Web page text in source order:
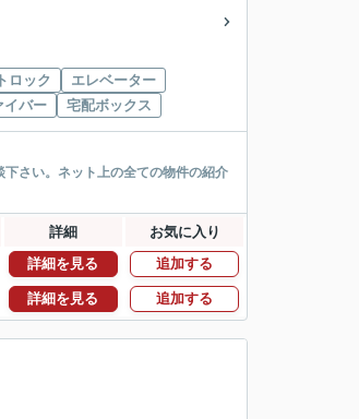
ロック
エレベーター
イバー 宅配ボックス
さい。ネット上の全ての物件の紹介
詳細
お気に入り
詳細を見る 追加する
詳細を見る 追加する